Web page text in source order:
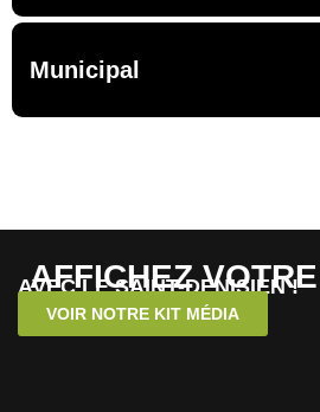
Municipal
AFFICHEZ
AVEC LE SAINT-DENISIEN !
VOIR NOTRE KIT MÉDIA